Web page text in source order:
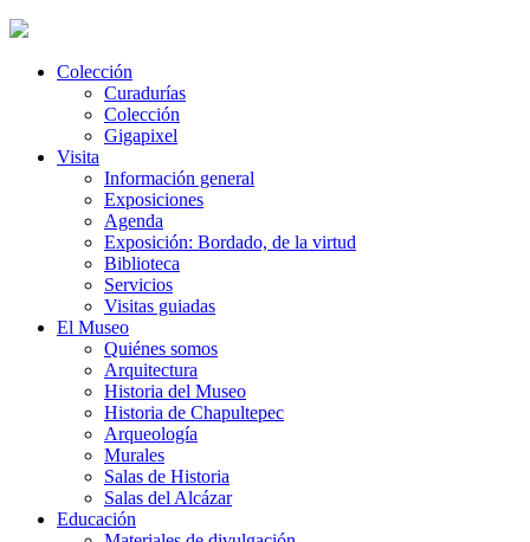
Colección
Curadurías
Colección
Gigapixel
Visita
Información general
Exposiciones
Agenda
Exposición: Bordado, de la virtud
Biblioteca
Servicios
Visitas guiadas
El Museo
Quiénes somos
Arquitectura
Historia del Museo
Historia de Chapultepec
Arqueología
Murales
Salas de Historia
Salas del Alcázar
Educación